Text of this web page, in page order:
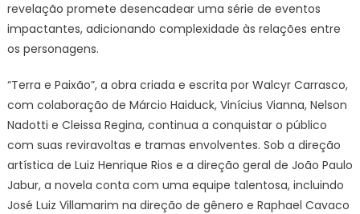
revelação promete desencadear uma série de eventos
impactantes, adicionando complexidade às relações entre
os personagens.
“Terra e Paixão”, a obra criada e escrita por Walcyr Carrasco,
com colaboração de Márcio Haiduck, Vinícius Vianna, Nelson
Nadotti e Cleissa Regina, continua a conquistar o público
com suas reviravoltas e tramas envolventes. Sob a direção
artística de Luiz Henrique Rios e a direção geral de João Paulo
Jabur, a novela conta com uma equipe talentosa, incluindo
José Luiz Villamarim na direção de gênero e Raphael Cavaco